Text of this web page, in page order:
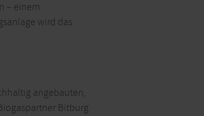
– einem
wird das
angebauten,
Bitburg